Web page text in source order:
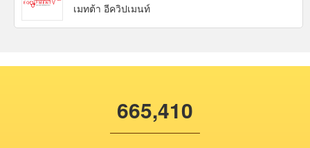
เมทต้า อีควิปเมนท์
665,410